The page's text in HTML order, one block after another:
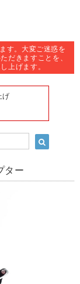
す。大変ご迷惑を
だきますことを、
上げます。
げ
ター